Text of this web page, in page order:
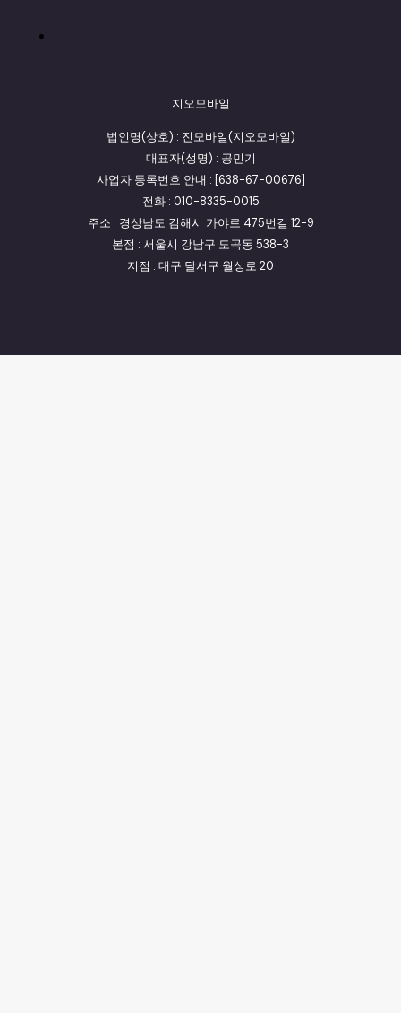
지오모바일
법인명(상호) : 진모바일(지오모바일)
대표자(성명) : 공민기
사업자 등록번호 안내 : [638-67-00676]
전화 : 010-8335-0015
주소 : 경상남도 김해시 가야로 475번길 12-9
본점 : 서울시 강남구 도곡동 538-3
지점 : 대구 달서구 월성로 20